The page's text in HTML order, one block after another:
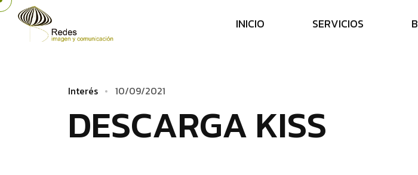
INICIO SERVICIOS B
Interés 10/09/2021
DESCARGA KISS